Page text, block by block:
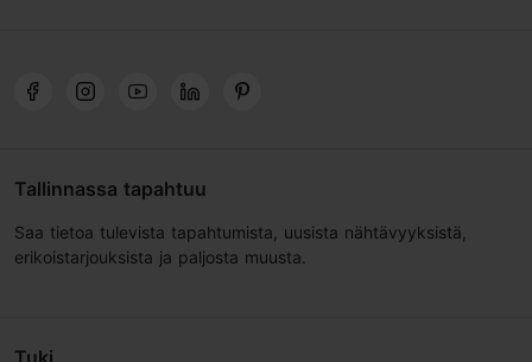
Tallinnassa tapahtuu
Saa tietoa tulevista tapahtumista, uusista nähtävyyksistä,
erikoistarjouksista ja paljosta muusta.